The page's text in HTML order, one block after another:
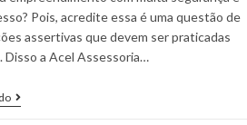
Pois, acredite essa é uma questão de
assertivas que devem ser praticadas
Disso a Acel Assessoria…